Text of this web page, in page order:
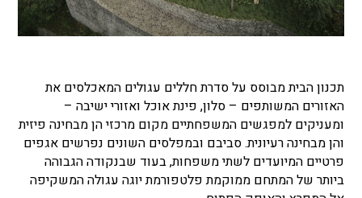
תכנון הבית מבוסס על סדרת חללים עגולים המאכלסים את
האזורים המשותפים – סלון, פינת אוכל ואזורי ישיבה –
ומעניקים למפגשים המשפחתיים מקום מרכזי הן מבחינה פיזית
והן מבחינה רעיונית. סביבם ובמפלסים השונים נפרשים אגפים
פרטיים המיועדים לשתי משפחות, בעוד שבנקודה הגבוהה
ביותר של המתחם ממוקמת פלטפורמת יוגה עגולה המשקיפה